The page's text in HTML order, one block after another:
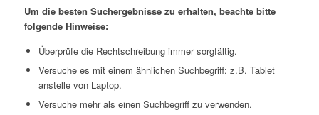
Um die besten Suchergebnisse zu erhalten, beachte bitte
folgende Hinweise:
Überprüfe die Rechtschreibung immer sorgfältig.
Versuche es mit einem ähnlichen Suchbegriff: z.B. Tablet
anstelle von Laptop.
Versuche mehr als einen Suchbegriff zu verwenden.